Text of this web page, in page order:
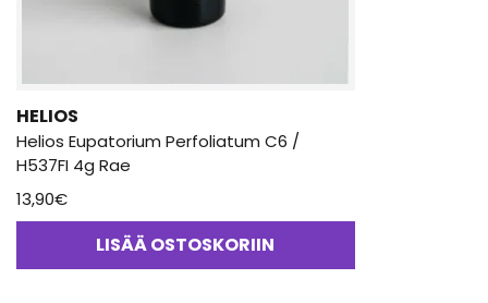
HELIOS
Helios Eupatorium Perfoliatum C6 /
H537FI 4g Rae
13,90€
LISÄÄ OSTOSKORIIN